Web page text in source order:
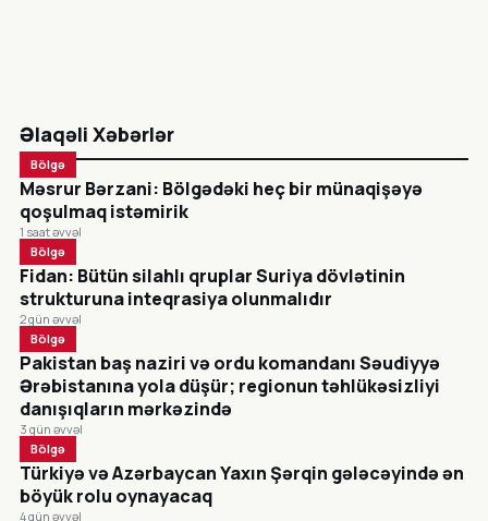
Əlaqəli Xəbərlər
Bölgə
Məsrur Bərzani: Bölgədəki heç bir münaqişəyə
qoşulmaq istəmirik
1 saat əvvəl
Bölgə
Fidan: Bütün silahlı qruplar Suriya dövlətinin
strukturuna inteqrasiya olunmalıdır
2 gün əvvəl
Bölgə
Pakistan baş naziri və ordu komandanı Səudiyyə
Ərəbistanına yola düşür; regionun təhlükəsizliyi
danışıqların mərkəzində
3 gün əvvəl
Bölgə
Türkiyə və Azərbaycan Yaxın Şərqin gələcəyində ən
böyük rolu oynayacaq
4 gün əvvəl